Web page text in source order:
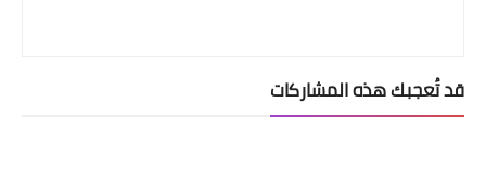
قد تُعجبك هذه المشاركات